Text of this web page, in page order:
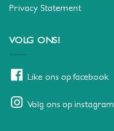
Privacy Statement
VOLG ONS!
Like ons op facebook
Volg ons op instagram